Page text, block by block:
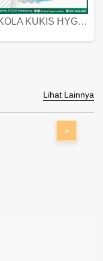
KOKOLA KUKIS HYGIENIC MILK VANILLA PACK 320 GR
Lihat Lainnya
>